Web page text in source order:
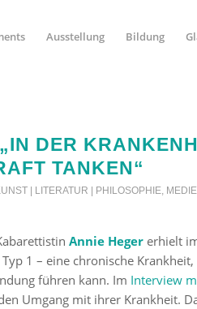
Ausstellung Bildung
DER
TANKEN“
| LITERATUR | PHILOSOPHIE,
Annie Heger erhielt
1 – eine chronische
führen kann. Im Interview
Umgang mit ihrer Krankheit.